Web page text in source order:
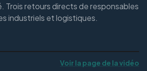
Trois retours directs de responsables
industriels et logistiques.
Voir la page de la vidéo